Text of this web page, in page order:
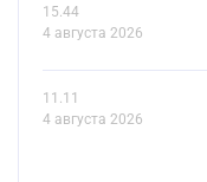
15.44
4 августа 2026
11.11
4 августа 2026